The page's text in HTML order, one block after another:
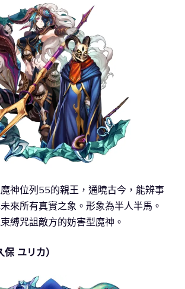
神位列55的親王，通曉古今，能辨事
來所有真實之象。形象為半人半馬。
縛咒詛敵方的妨害型魔神。
ユリカ）